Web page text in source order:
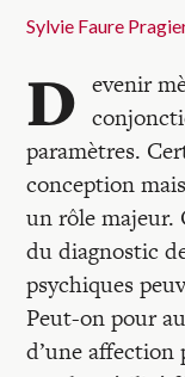
Recherches
Entretiens
Revues
Sylvie Faure
D evenir
paramètres.
conception
un rôle majeur.
du diagnostic
psychiques
Peut-on pour
d’une affection